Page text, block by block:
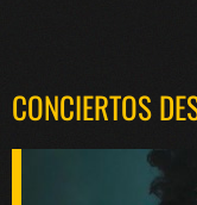
CONCIERTOS